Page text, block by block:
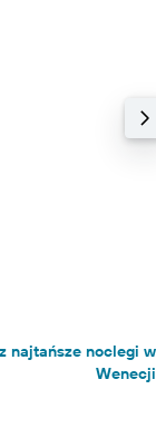
najtańsze noclegi w
Wenecji